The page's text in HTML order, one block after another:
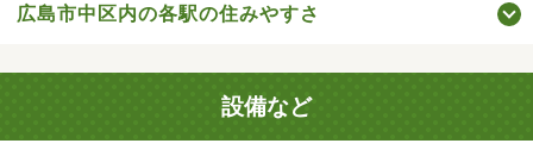
広島市中区内の各駅の住みやすさ
設備など